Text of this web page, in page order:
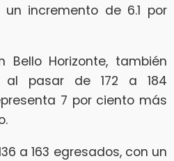
incremento de 6.1 por
Bello Horizonte, también
al pasar de 172 a 184
7 por ciento más
a 163 egresados, con un